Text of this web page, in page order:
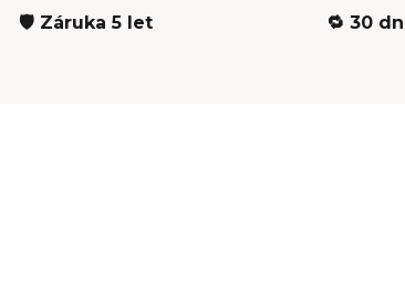
🛡️ Záruka 5 let 🔁 30